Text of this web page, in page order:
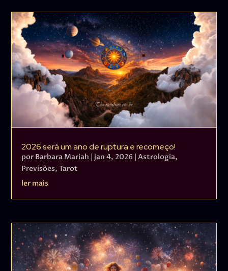
2026 será um ano de ruptura e recomeço!
por Barbara Mariah | jan 4, 2026 |Astrologia,
Previsões,Tarot
ler mais